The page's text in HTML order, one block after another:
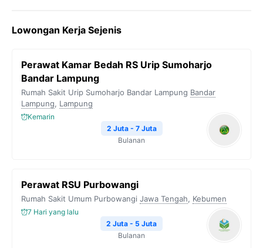
e
o
k
t
e
e
r
a
m
t
A
y
i
Lowongan Kerja Sejenis
Perawat Kamar Bedah RS Urip Sumoharjo
Bandar Lampung
Rumah Sakit Urip Sumoharjo Bandar Lampung Bandar
Lampung, Lampung
Kemarin
2 Juta - 7 Juta
Bulanan
Perawat RSU Purbowangi
Rumah Sakit Umum Purbowangi Jawa Tengah, Kebumen
7 Hari yang lalu
2 Juta - 5 Juta
Bulanan